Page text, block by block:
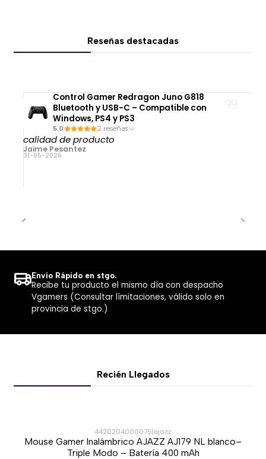
Reseñas destacadas
Control Gamer Redragon Juno G818
Bluetooth y USB-C – Compatible con
Windows, PS4 y PS3
5.0 2 reseñas
calidad de producto
Jaime Pesantez
31-05-2026
Envío Rápido en stgo.
Recibe tu producto el mismo día con despacho
Vgamers (Consultar límitaciones, válido solo en
provincia de stgo.)
Recién Llegados
-51%
4420204000075|ajazz
Mouse Gamer Inalámbrico AJAZZ AJ179 NL blanco–
Triple Modo – Batería 400 mAh